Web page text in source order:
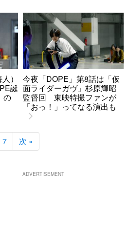
）
誕
の
今夜「DOPE」第8話は「仮
面ライダーガヴ」杉原輝昭
監督回 東映特撮ファンが
「おっ！」ってなる演出も
7 次 »
ADVERTISEMENT